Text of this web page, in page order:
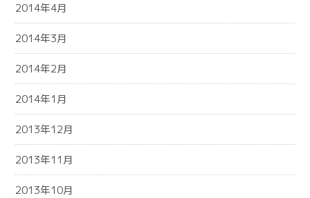
2014年4月
2014年3月
2014年2月
2014年1月
2013年12月
2013年11月
2013年10月